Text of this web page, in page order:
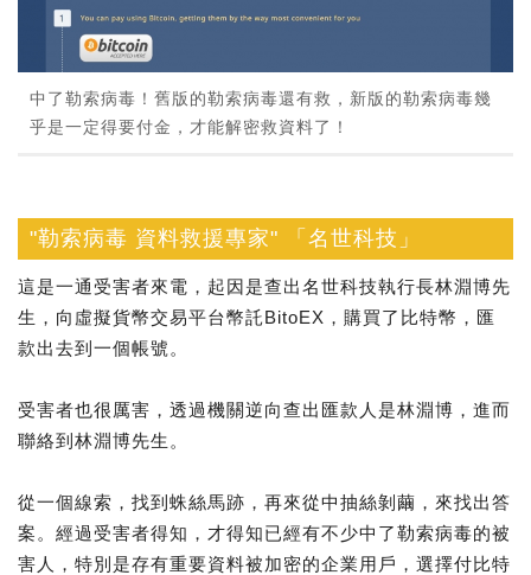
中了勒索病毒！舊版的勒索病毒還有救，新版的勒索病毒幾
乎是一定得要付金，才能解密救資料了！
"勒索病毒 資料救援專家" 「名世科技」
這是一通受害者來電，起因是查出名世科技執行長林淵博先
生，向虛擬貨幣交易平台幣託BitoEX，購買了比特幣，匯
款出去到一個帳號。
受害者也很厲害，透過機關逆向查出匯款人是林淵博，進而
聯絡到林淵博先生。
從一個線索，找到蛛絲馬跡，再來從中抽絲剝繭，來找出答
案。經過受害者得知，才得知已經有不少中了勒索病毒的被
害人，特別是存有重要資料被加密的企業用戶，選擇付比特